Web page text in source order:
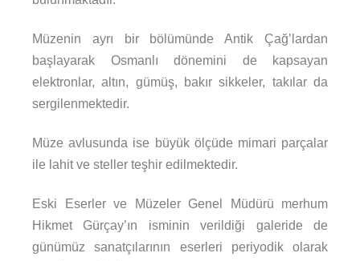
Müzenin ayrı bir bölümünde Antik Çağ’lardan
başlayarak Osmanlı dönemini de kapsayan
elektronlar, altın, gümüş, bakır sikkeler, takılar da
sergilenmektedir.
Müze avlusunda ise büyük ölçüde mimari parçalar
ile lahit ve steller teşhir edilmektedir.
Eski Eserler ve Müzeler Genel Müdürü merhum
Hikmet Gürçay’ın isminin verildiği galeride de
günümüz sanatçılarının eserleri periyodik olarak